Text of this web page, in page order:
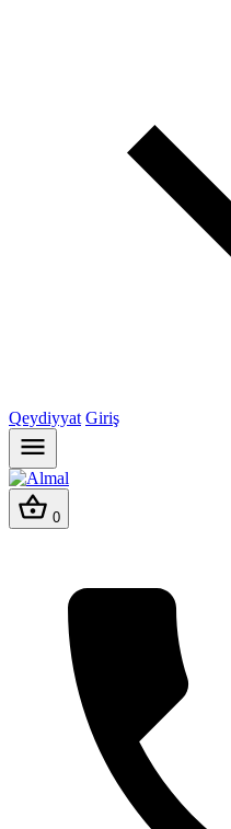
Qeydiyyat Giriş
0